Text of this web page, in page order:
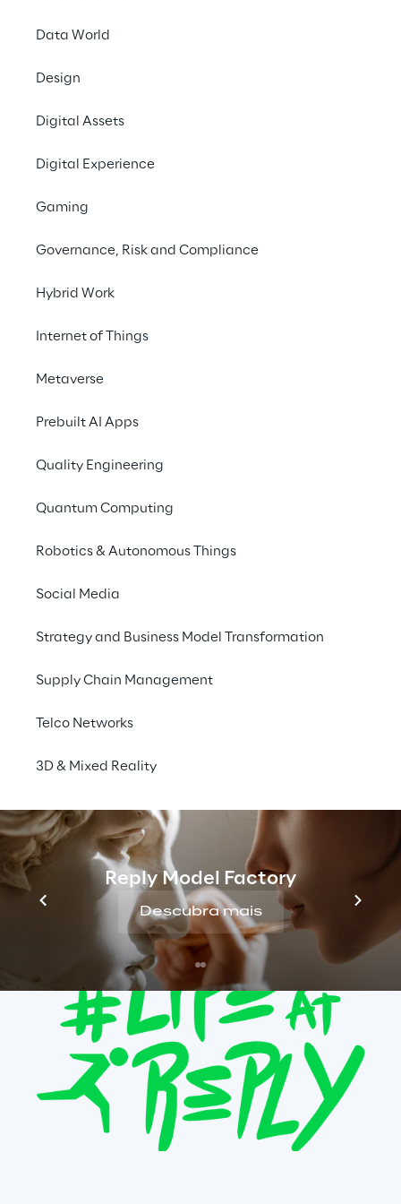
Data World
Design
Digital Assets
Digital Experience
Gaming
Governance, Risk and Compliance
Hybrid Work
Internet of Things
Metaverse
Prebuilt AI Apps
Quality Engineering
Quantum Computing
Robotics & Autonomous Things
Social Media
Strategy and Business Model Transformation
Supply Chain Management
Telco Networks
3D & Mixed Reality
Reply Model Factory
Descubra mais
A Reply é o lugar para
encontrar colegas tão
sagazes, entusiastas e
você. Domine os novos
desafios em conjunto:
explore o objetivo
criativo para ideias
tudo isso: comemore o
seu sucesso!